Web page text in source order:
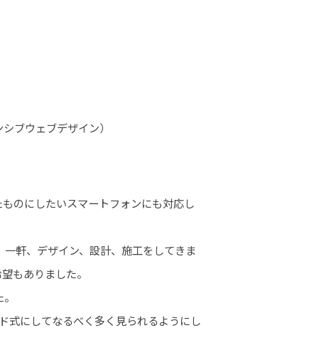
ブウェブデザイン）
のにしたいスマートフォンにも対応し
軒、デザイン、設計、施工をしてきま
もありました。
式にしてなるべく多く見られるようにし